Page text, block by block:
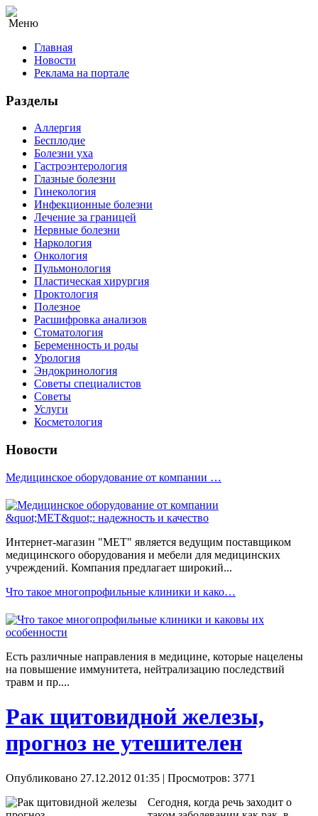
Меню
Главная
Новости
Реклама на портале
Разделы
Аллергия
Бесплодие
Болезни уха
Гастроэнтерология
Глазные болезни
Гинекология
Инфекционные болезни
Лечение за границей
Нервные болезни
Наркология
Онкология
Пульмонология
Пластическая хирургия
Проктология
Полезное
Расшифровка анализов
Стоматология
Беременность и роды
Урология
Эндокринология
Советы специалистов
Советы
Услуги
Косметология
Новости
Медицинское оборудование от компании …
Интернет-магазин "МЕТ" является ведущим поставщиком
медицинского оборудования и мебели для медицинских
учреждений. Компания предлагает широкий...
Что такое многопрофильные клиники и како…
Есть различные направления в медицине, которые нацелены
на повышение иммунитета, нейтрализацию последствий
травм и пр....
Рак щитовидной железы,
прогноз не утешителен
Опубликовано 27.12.2012 01:35 | Просмотров: 3771
Сегодня, когда речь заходит о